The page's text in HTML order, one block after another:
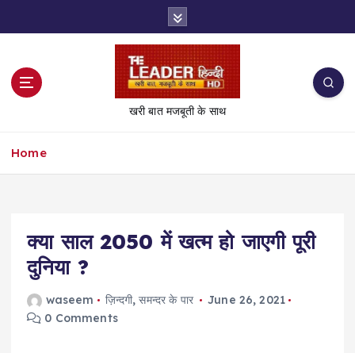
t
खरी बात मजबूती के साथ
Home
क्या साल 2050 में खत्म हो जाएगी पूरी
दुनिया ?
waseem ज़िन्दगी,समन्दर के पार
June 26, 2021
0 Comments